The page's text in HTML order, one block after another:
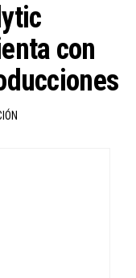
con